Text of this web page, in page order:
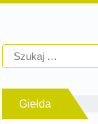
Giełda